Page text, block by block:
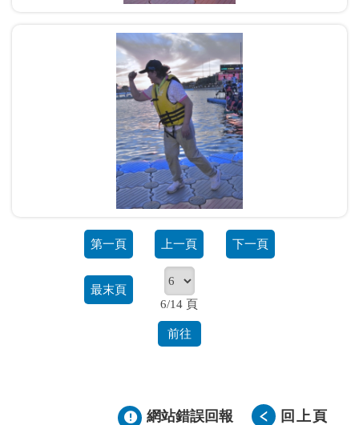
第一頁 上一頁 下一頁
最末頁
6/14 頁
前往
網站錯誤回報 回上頁